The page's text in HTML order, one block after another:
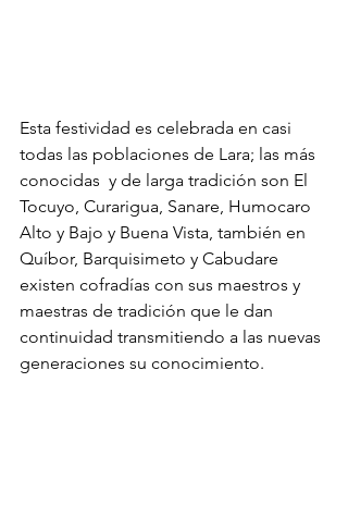
Esta festividad es celebrada en casi
todas las poblaciones de Lara; las más
conocidas  y de larga tradición son El
Tocuyo, Curarigua, Sanare, Humocaro
Alto y Bajo y Buena Vista, también en
Quíbor, Barquisimeto y Cabudare
existen cofradías con sus maestros y
maestras de tradición que le dan
continuidad transmitiendo a las nuevas
generaciones su conocimiento.